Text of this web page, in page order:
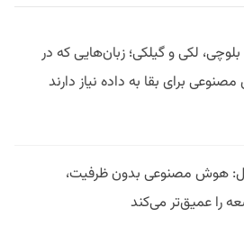
لکی و گیلکی؛ زبان‌هایی که در
برای بقا به داده نیاز دارند
هوش مصنوعی بدون ظرفیت،
را عمیق‌تر می‌کند